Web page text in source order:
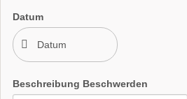
Datum
Beschreibung Beschwerden